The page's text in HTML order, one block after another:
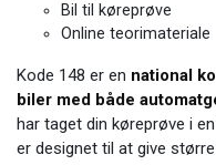
Bil til køreprøve
Online teorimateriale
Kode 148 er en national
biler med både
har taget din køreprøve i
er designet til at give